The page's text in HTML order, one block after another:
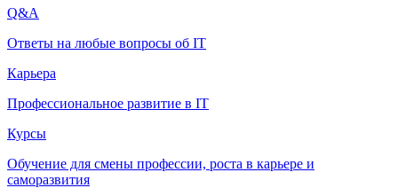
Q&A
Ответы на любые вопросы об IT
Карьера
Профессиональное развитие в IT
Курсы
Обучение для смены профессии, роста в карьере и
саморазвития